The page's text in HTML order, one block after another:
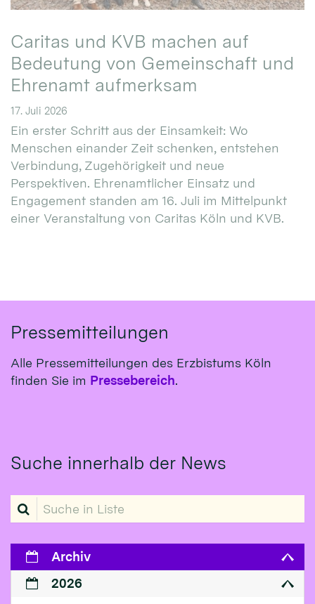
Caritas und KVB machen auf
Bedeutung von Gemeinschaft und
Ehrenamt aufmerksam
17. Juli 2026
Ein erster Schritt aus der Einsamkeit: Wo
Menschen einander Zeit schenken, entstehen
Verbindung, Zugehörigkeit und neue
Perspektiven. Ehrenamtlicher Einsatz und
Engagement standen am 16. Juli im Mittelpunkt
einer Veranstaltung von Caritas Köln und KVB.
Pressemitteilungen
Alle Pressemitteilungen des Erzbistums Köln
finden Sie im Pressebereich.
Suche innerhalb der News
Suche in Liste
Archiv
2026